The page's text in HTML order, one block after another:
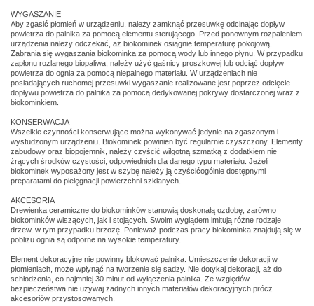
WYGASZANIE
Aby zgasić płomień w urządzeniu, należy zamknąć przesuwkę odcinając dopływ
powietrza do palnika za pomocą elementu sterującego. Przed ponownym rozpaleniem
urządzenia należy odczekać, aż biokominek osiągnie temperaturę pokojową.
Zabrania się wygaszania biokominka za pomocą wody lub innego płynu. W przypadku
zapłonu rozlanego biopaliwa, należy użyć gaśnicy proszkowej lub odciąć dopływ
powietrza do ognia za pomocą niepalnego materiału. W urządzeniach nie
posiadających ruchomej przesuwki wygaszanie realizowane jest poprzez odcięcie
dopływu powietrza do palnika za pomocą dedykowanej pokrywy dostarczonej wraz z
biokominkiem.
KONSERWACJA
Wszelkie czynności konserwujące można wykonywać jedynie na zgaszonym i
wystudzonym urządzeniu. Biokominek powinien być regularnie czyszczony. Elementy
zabudowy oraz biopojemnik, należy czyścić wilgotną szmatką z dodatkiem nie
żrących środków czystości, odpowiednich dla danego typu materiału. Jeżeli
biokominek wyposażony jest w szybę należy ją czyścićogólnie dostępnymi
preparatami do pielęgnacji powierzchni szklanych.
AKCESORIA
Drewienka ceramiczne do biokominków stanowią doskonałą ozdobę, zarówno
biokominków wiszących, jak i stojących. Swoim wyglądem imitują różne rodzaje
drzew, w tym przypadku brzozę. Ponieważ podczas pracy biokominka znajdują się w
pobliżu ognia są odporne na wysokie temperatury.
Element dekoracyjne nie powinny blokować palnika. Umieszczenie dekoracji w
płomieniach, może wpłynąć na tworzenie się sadzy. Nie dotykaj dekoracji, aż do
schłodzenia, co najmniej 30 minut od wyłączenia palnika. Ze względów
bezpieczeństwa nie używaj żadnych innych materiałów dekoracyjnych prócz
akcesoriów przystosowanych.